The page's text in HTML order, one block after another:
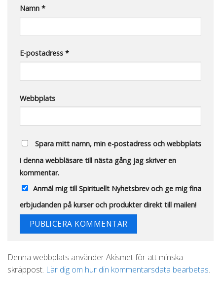
Namn *
E-postadress *
Webbplats
Spara mitt namn, min e-postadress och webbplats
i denna webbläsare till nästa gång jag skriver en
kommentar.
Anmäl mig till Spirituellt Nyhetsbrev och ge mig fina
erbjudanden på kurser och produkter direkt till mailen!
Denna webbplats använder Akismet för att minska
skräppost. Lär dig om hur din kommentarsdata bearbetas.